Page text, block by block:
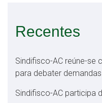
Recentes
Sindifisco-AC reúne-se
para debater
Sindifisco-AC participa